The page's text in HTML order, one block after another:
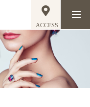
ACCESS